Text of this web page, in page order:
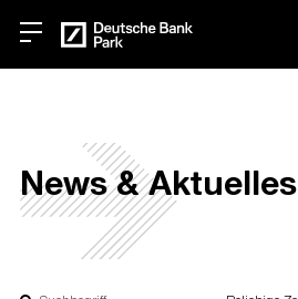
News & Aktuelles